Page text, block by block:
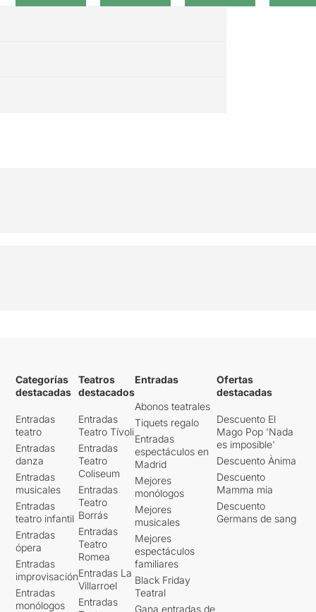
Categorías
destacadas
Entradas
teatro
Entradas
danza
Entradas
musicales
Entradas
teatro infantil
Entradas
ópera
Entradas
improvisación
Entradas
monólogos
Teatros
destacados
Entradas
Teatro Tívoli
Entradas
Teatro
Coliseum
Entradas
Teatro
Borrás
Entradas
Teatro
Romea
Entradas La
Villarroel
Entradas
Entradas
Abonos teatrales
Tiquets regalo
Entradas
espectáculos en
Madrid
Mejores
monólogos
Mejores
musicales
Mejores
espectáculos
familiares
Black Friday
Teatral
Gana entradas de
Ofertas
destacadas
Descuento El
Mago Pop 'Nada
es imposible'
Descuento Ànima
Descuento
Mamma mia
Descuento
Germans de sang